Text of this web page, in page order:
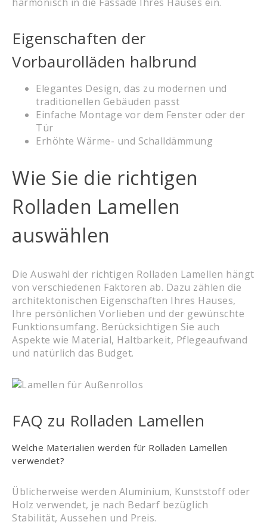
Eigenschaften der
Vorbaurolläden halbrund
Elegantes Design, das zu modernen und
traditionellen Gebäuden passt
Einfache Montage vor dem Fenster oder der
Tür
Erhöhte Wärme- und Schalldämmung
Wie Sie die richtigen
Rolladen Lamellen
auswählen
Die Auswahl der richtigen Rolladen Lamellen hängt
von verschiedenen Faktoren ab. Dazu zählen die
architektonischen Eigenschaften Ihres Hauses,
Ihre persönlichen Vorlieben und der gewünschte
Funktionsumfang. Berücksichtigen Sie auch
Aspekte wie Material, Haltbarkeit, Pflegeaufwand
und natürlich das Budget.
FAQ zu Rolladen Lamellen
Welche Materialien werden für Rolladen Lamellen
verwendet?
Üblicherweise werden Aluminium, Kunststoff oder
Holz verwendet, je nach Bedarf bezüglich
Stabilität, Aussehen und Preis.